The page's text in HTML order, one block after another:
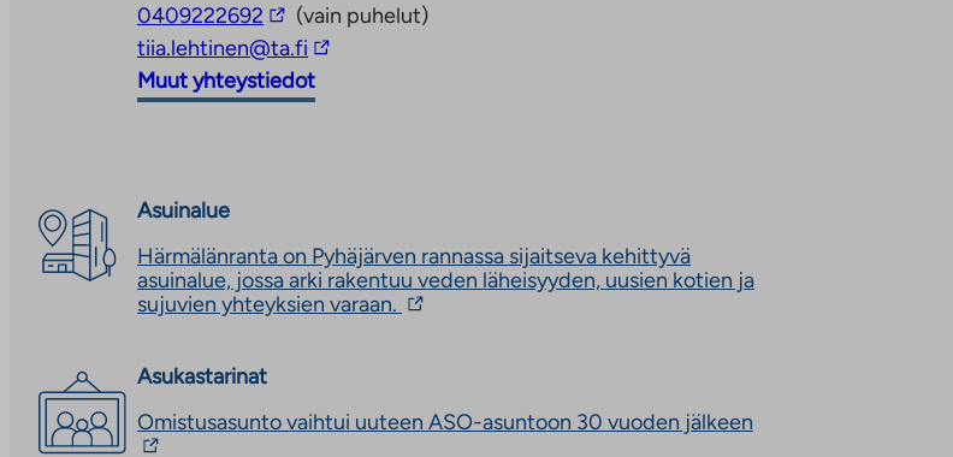
0409222692 Linkki
vie
ulkopuoliseen
(vain puhelut)
tiia.lehtinen@ta.fi Linkki
vie
Muut yhteystiedot
Asuinalue
Härmälänranta on Pyhäjärven rannassa sijaitseva kehittyvä
asuinalue, jossa arki rakentuu veden läheisyyden, uusien kotien ja
sujuvien yhteyksien varaan. Linkki
aukeaa
Asukastarinat
Omistusasunto vaihtui uuteen ASO-asuntoon 30 vuoden jälkeen